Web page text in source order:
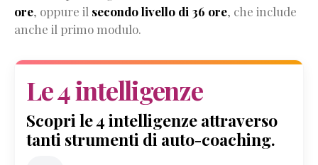
paure
dei
Come
diventare
coach
Quando
rivolgersi
ore, oppure il secondo livello di 36 ore, che include
anche il primo modulo.
Le 4 intelligenze
Scopri le 4 intelligenze attraverso
tanti strumenti di auto-coaching.